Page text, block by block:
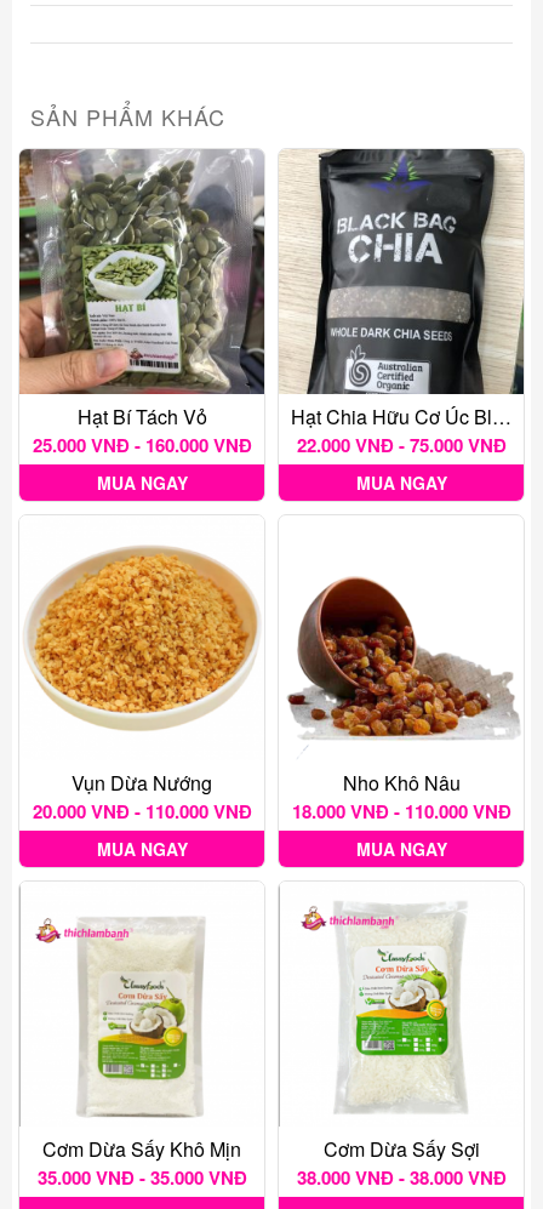
SẢN PHẨM KHÁC
Hạt Bí Tách Vỏ
25.000 VNĐ - 160.000 VNĐ
MUA NGAY
Hạt Chia Hữu Cơ Úc Black Bag
22.000 VNĐ - 75.000 VNĐ
MUA NGAY
Vụn Dừa Nướng
20.000 VNĐ - 110.000 VNĐ
MUA NGAY
Nho Khô Nâu
18.000 VNĐ - 110.000 VNĐ
MUA NGAY
Cơm Dừa Sấy Khô Mịn
35.000 VNĐ - 35.000 VNĐ
Cơm Dừa Sấy Sợi
38.000 VNĐ - 38.000 VNĐ